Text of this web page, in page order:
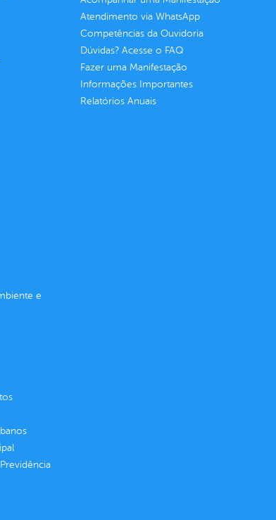
e
Atendimento via WhatsApp
Competências da Ouvidoria
Dúvidas? Acesse o FAQ
Fazer uma Manifestação
Informações Importantes
Relatórios Anuais